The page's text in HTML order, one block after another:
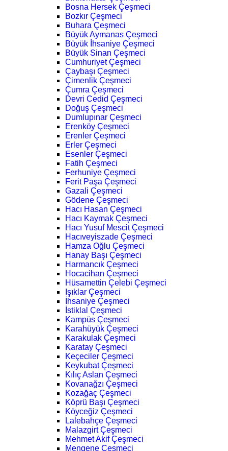
Bosna Hersek Çeşmeci
Bozkır Çeşmeci
Buhara Çeşmeci
Büyük Aymanas Çeşmeci
Büyük İhsaniye Çeşmeci
Büyük Sinan Çeşmeci
Cumhuriyet Çeşmeci
Çaybaşı Çeşmeci
Çimenlik Çeşmeci
Çumra Çeşmeci
Devri Cedid Çeşmeci
Doğuş Çeşmeci
Dumlupınar Çeşmeci
Erenköy Çeşmeci
Erenler Çeşmeci
Erler Çeşmeci
Esenler Çeşmeci
Fatih Çeşmeci
Ferhuniye Çeşmeci
Ferit Paşa Çeşmeci
Gazali Çeşmeci
Gödene Çeşmeci
Hacı Hasan Çeşmeci
Hacı Kaymak Çeşmeci
Hacı Yusuf Mescit Çeşmeci
Hacıveyiszade Çeşmeci
Hamza Oğlu Çeşmeci
Hanay Başı Çeşmeci
Harmancık Çeşmeci
Hocacihan Çeşmeci
Hüsamettin Çelebi Çeşmeci
Işıklar Çeşmeci
İhsaniye Çeşmeci
İstiklal Çeşmeci
Kampüs Çeşmeci
Karahüyük Çeşmeci
Karakulak Çeşmeci
Karatay Çeşmeci
Keçeciler Çeşmeci
Keykubat Çeşmeci
Kılıç Aslan Çeşmeci
Kovanağzı Çeşmeci
Kozağaç Çeşmeci
Köprü Başı Çeşmeci
Köyceğiz Çeşmeci
Lalebahçe Çeşmeci
Malazgirt Çeşmeci
Mehmet Akif Çeşmeci
Mengene Çeşmeci